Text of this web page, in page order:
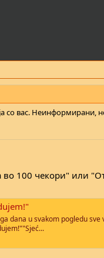
со вас. Неинформирани,
во 100 чекори" или
dana u svakom pogledu sve